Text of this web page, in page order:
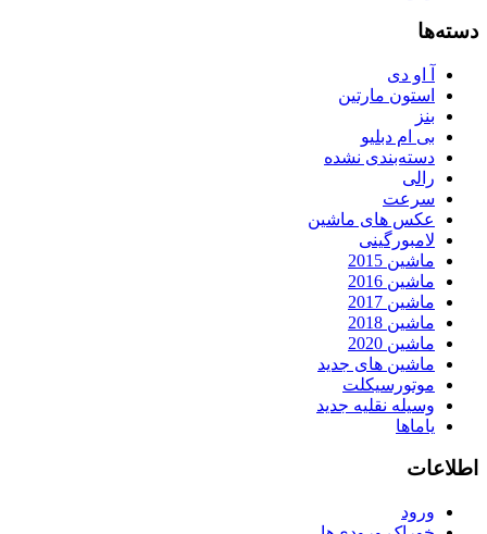
دسته‌ها
آ او دی
استون مارتین
بنز
بی ام دبلیو
دسته‌بندی نشده
رالی
سرعت
عکس های ماشین
لامبورگینی
ماشین 2015
ماشین 2016
ماشین 2017
ماشین 2018
ماشین 2020
ماشین های جدید
موتورسیکلت
وسیله نقلیه جدید
یاماها
اطلاعات
ورود